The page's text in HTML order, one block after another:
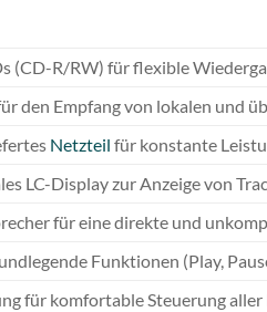
(CD-R/RW) für flexible
den Empfang von lokalen und
Netzteil für konstante
LC-Display zur Anzeige von
für eine direkte und
Funktionen (Play,
für komfortable Steuerung